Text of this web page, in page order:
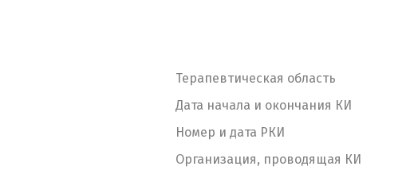
Терапевтическая область
Дата начала и окончания КИ
Номер и дата РКИ
Организация, проводящая КИ